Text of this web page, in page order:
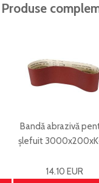
Produse
Bandă abrazivă
șlefuit
14.10 EUR